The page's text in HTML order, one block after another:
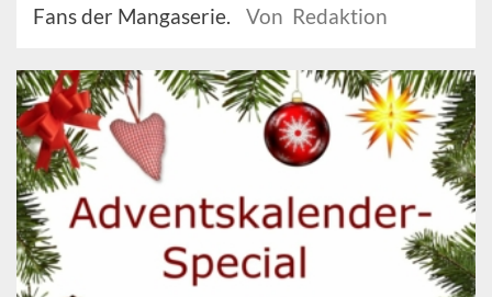
Fans der Mangaserie.
Von Redaktion